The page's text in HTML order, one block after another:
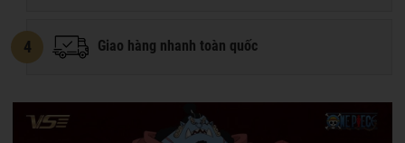
4 Giao hàng nhanh toàn quốc